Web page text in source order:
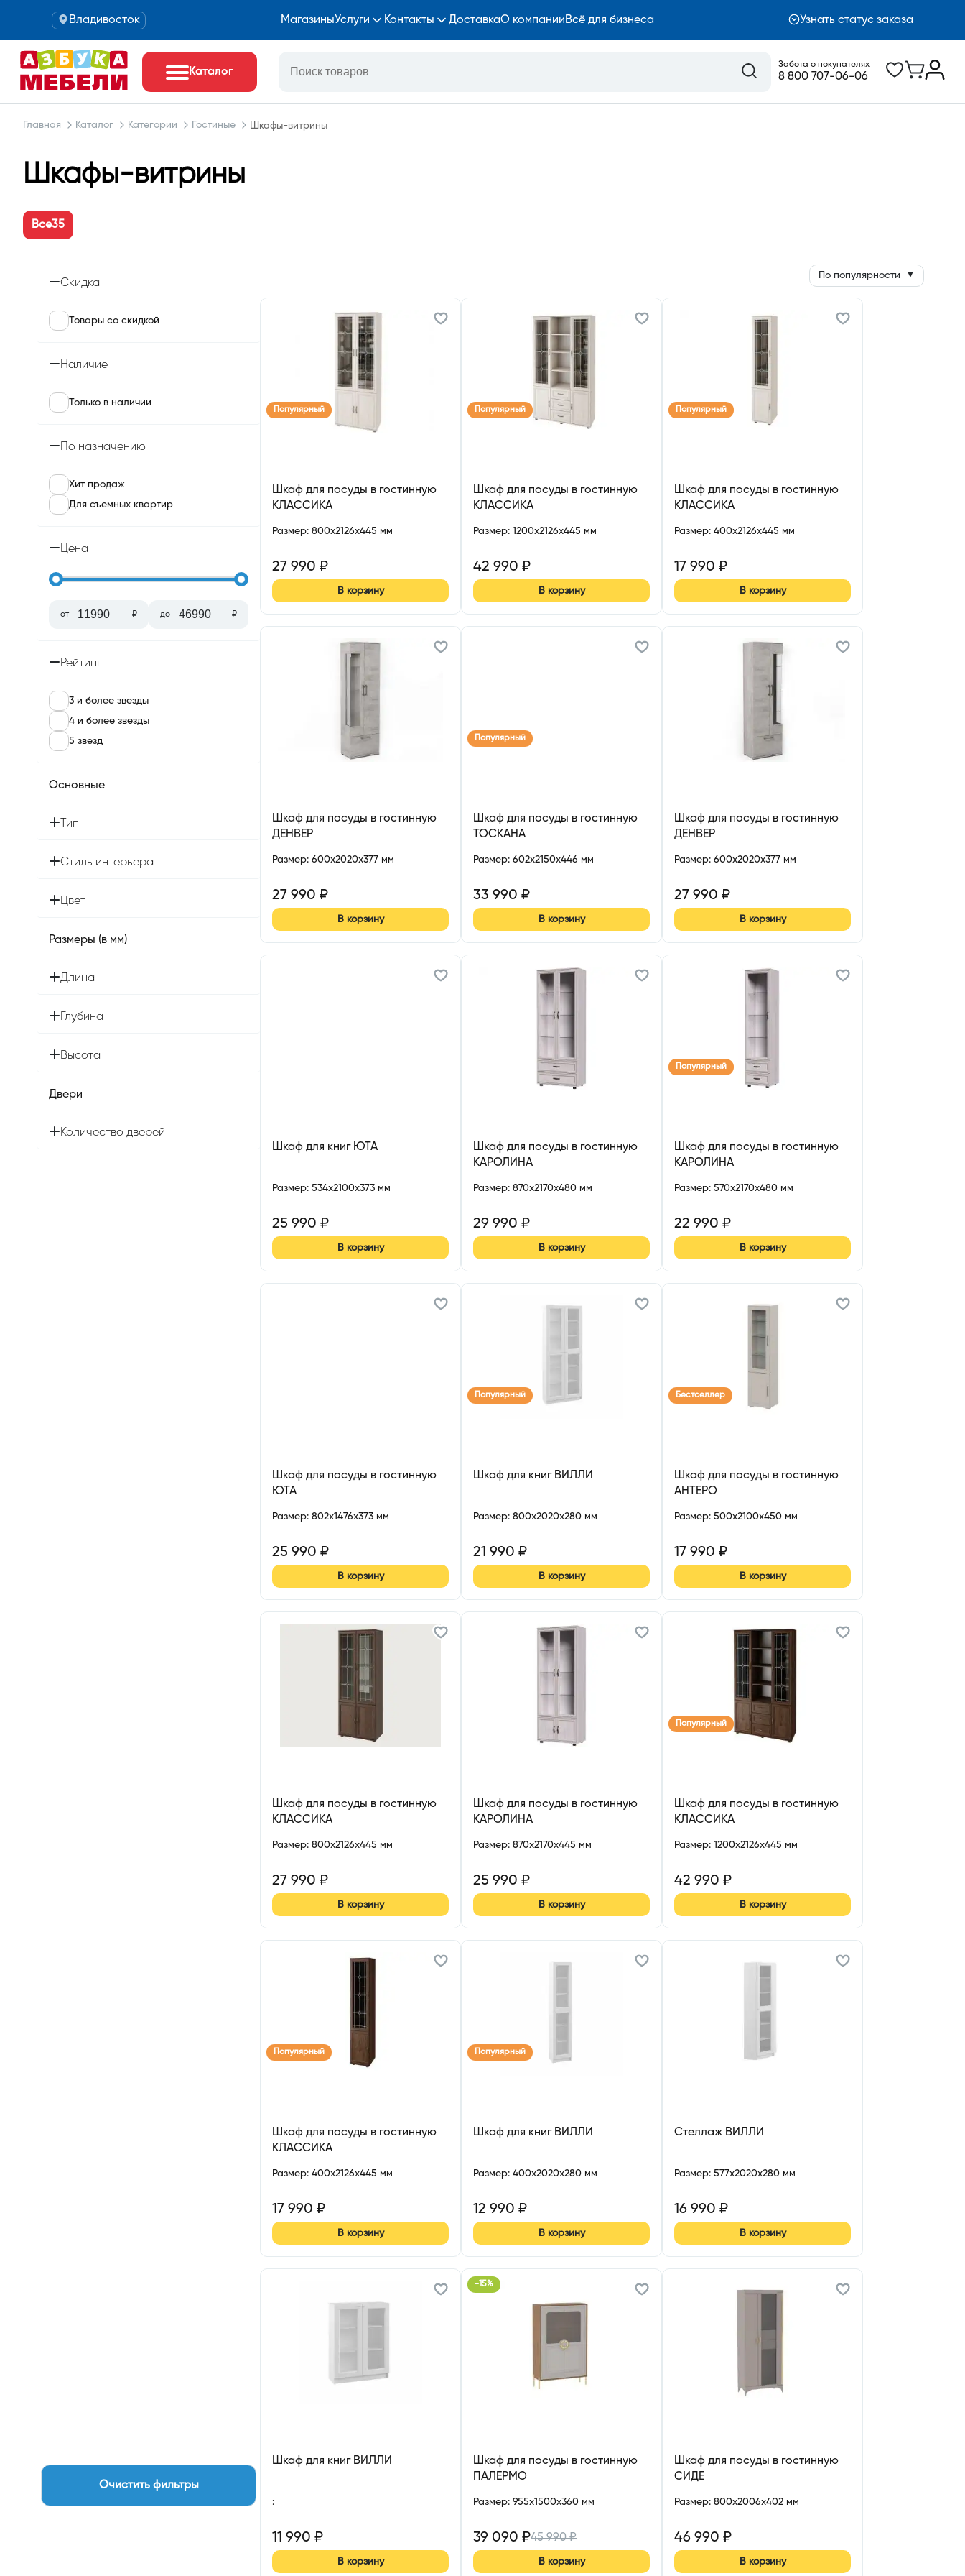
Владивосток МагазиныУслуги Контакты ДоставкаО компанииВсё для бизнеса Узнать статус заказа
Каталог
Забота о покупателях
8 800 707-06-06
Главная Каталог Категории Гостиные Шкафы-витрины
Шкафы-витрины
Все35
Скидка
Товары со скидкой
Наличие
Только в наличии
По назначению
Хит продаж
Для съемных квартир
Цена
от ₽ до ₽
Рейтинг
3 и более звезды
4 и более звезды
5 звезд
Основные
Тип
Стиль интерьера
Цвет
Размеры (в мм)
Длина
Глубина
Высота
Двери
Количество дверей
Очистить фильтры
По популярности ▼
Популярный
Шкаф для посуды в гостинную
КЛАССИКА
Размер: 800x2126x445 мм
27 990 ₽
В корзину
Популярный
Шкаф для посуды в гостинную
КЛАССИКА
Размер: 1200x2126x445 мм
42 990 ₽
В корзину
Популярный
Шкаф для посуды в гостинную
КЛАССИКА
Размер: 400x2126x445 мм
17 990 ₽
В корзину
Шкаф для посуды в гостинную
ДЕНВЕР
Размер: 600x2020x377 мм
27 990 ₽
В корзину
Популярный
Шкаф для посуды в гостинную
ТОСКАНА
Размер: 602x2150x446 мм
33 990 ₽
В корзину
Шкаф для посуды в гостинную
ДЕНВЕР
Размер: 600x2020x377 мм
27 990 ₽
В корзину
Шкаф для книг ЮТА
Размер: 534x2100x373 мм
25 990 ₽
В корзину
Шкаф для посуды в гостинную
КАРОЛИНА
Размер: 870x2170x480 мм
29 990 ₽
В корзину
Популярный
Шкаф для посуды в гостинную
КАРОЛИНА
Размер: 570x2170x480 мм
22 990 ₽
В корзину
Шкаф для посуды в гостинную
ЮТА
Размер: 802x1476x373 мм
25 990 ₽
В корзину
Популярный
Шкаф для книг ВИЛЛИ
Размер: 800x2020x280 мм
21 990 ₽
В корзину
Бестселлер
Шкаф для посуды в гостинную
АНТЕРО
Размер: 500x2100x450 мм
17 990 ₽
В корзину
Шкаф для посуды в гостинную
КЛАССИКА
Размер: 800x2126x445 мм
27 990 ₽
В корзину
Шкаф для посуды в гостинную
КАРОЛИНА
Размер: 870x2170x445 мм
25 990 ₽
В корзину
Популярный
Шкаф для посуды в гостинную
КЛАССИКА
Размер: 1200x2126x445 мм
42 990 ₽
В корзину
Популярный
Шкаф для посуды в гостинную
КЛАССИКА
Размер: 400x2126x445 мм
17 990 ₽
В корзину
Популярный
Шкаф для книг ВИЛЛИ
Размер: 400x2020x280 мм
12 990 ₽
В корзину
Стеллаж ВИЛЛИ
Размер: 577x2020x280 мм
16 990 ₽
В корзину
Шкаф для книг ВИЛЛИ
:
11 990 ₽
В корзину
-15%
Шкаф для посуды в гостинную
ПАЛЕРМО
Размер: 955x1500x360 мм
39 090 ₽45 990₽
В корзину
Шкаф для посуды в гостинную
СИДЕ
Размер: 800x2006x402 мм
46 990 ₽
В корзину